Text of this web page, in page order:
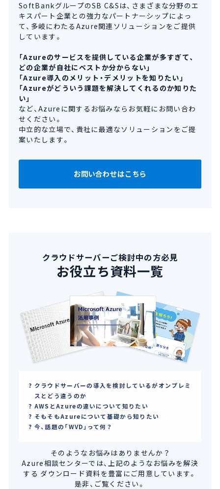
SoftBankグループのSB C&Sは、さまざまな分野のエ
キスパート企業との強力なパートナーシップによっ
て、多岐にわたるAzure関連ソリューションをご提供
しています。
「Azureのサービスを提供している企業が多すぎて、
どの企業が自社にベストか分からない」
「Azure導入のメリット・デメリットを知りたい」
「Azureがどういう課題を解決してくれるのか知りた
い」
など、Azureに関するお悩みならお気軽にお問い合わ
せください。
中立的な立場で、貴社に最適なソリューションをご提
案いたします。
お問い合わせはこちら
クラウドサーバーご検討中の方必見
お役立ち資料一覧
クラウドサーバーの導入を検討しているがオンプレミ
スとどう違うのか
AWSとAzureの違いについて知りたい
そもそもAzureについて基礎から知りたい
今、話題の「WVD」って何？
そのようなお悩みはありませんか？
Azure相談センターでは、上記のようなお悩みを解決
する ダウンロード資料を豊富にご用意しています。
是非、ご覧ください。